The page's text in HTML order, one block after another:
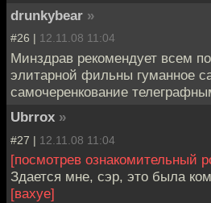
drunkybear »
#26 | 12.11.08 11:04
Минздрав рекомендует всем
элитарной фильны гуманное
самочеренкование
Ubrrox »
#27 | 12.11.08 11:04
[посмотрев ознакомительный
Здается мне, сэр, это была
[вахуе]